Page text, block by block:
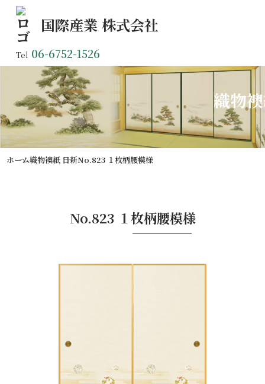
国際産業 株式会社
Tel 06-6752-1526
織物
ホーム織物襖紙 日新No.823 １枚柄腰模様
No.823 １枚柄腰模様